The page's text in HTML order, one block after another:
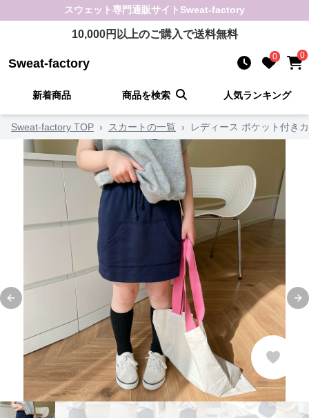
スウェット専門通販サイト Sweat-factory
10,000円以上のご購入で送料無料
Sweat-factory 0 0
新着商品 商品を検索 人気ランキング
Sweat-factory TOP › スカートの一覧 › レディース ポケット付き
Previous slide